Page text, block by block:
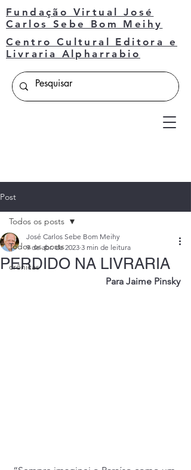
Fundação Virtual José
Carlos Sebe Bom Meihy
Centro Cultural Editora e
Livraria Alpharrabio
Post
Todos os posts
crônicas
Todos os posts
PERDIDO NA LIVRARIA
José Carlos Sebe Bom Meihy
9 de abr. de 2023 3 min de leitura
Para Jaime Pinsky